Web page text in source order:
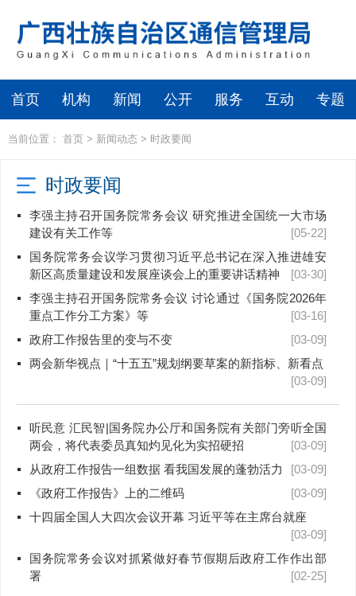
首页 机构 新闻 公开 服务 互动 专题
当前位置： 首页 > 新闻动态 > 时政要闻
时政要闻
李强主持召开国务院常务会议 研究推进全国统一大市场
建设有关工作等
[05-22]
国务院常务会议学习贯彻习近平总书记在深入推进雄安
新区高质量建设和发展座谈会上的重要讲话精神
[03-30]
李强主持召开国务院常务会议 讨论通过《国务院2026年
重点工作分工方案》等
[03-16]
政府工作报告里的变与不变
[03-09]
两会新华视点｜“十五五”规划纲要草案的新指标、新看点
[03-09]
听民意 汇民智|国务院办公厅和国务院有关部门旁听全国
两会，将代表委员真知灼见化为实招硬招
[03-09]
从政府工作报告一组数据 看我国发展的蓬勃活力
[03-09]
《政府工作报告》上的二维码
[03-09]
十四届全国人大四次会议开幕 习近平等在主席台就座
[03-09]
国务院常务会议对抓紧做好春节假期后政府工作作出部
署
[02-25]